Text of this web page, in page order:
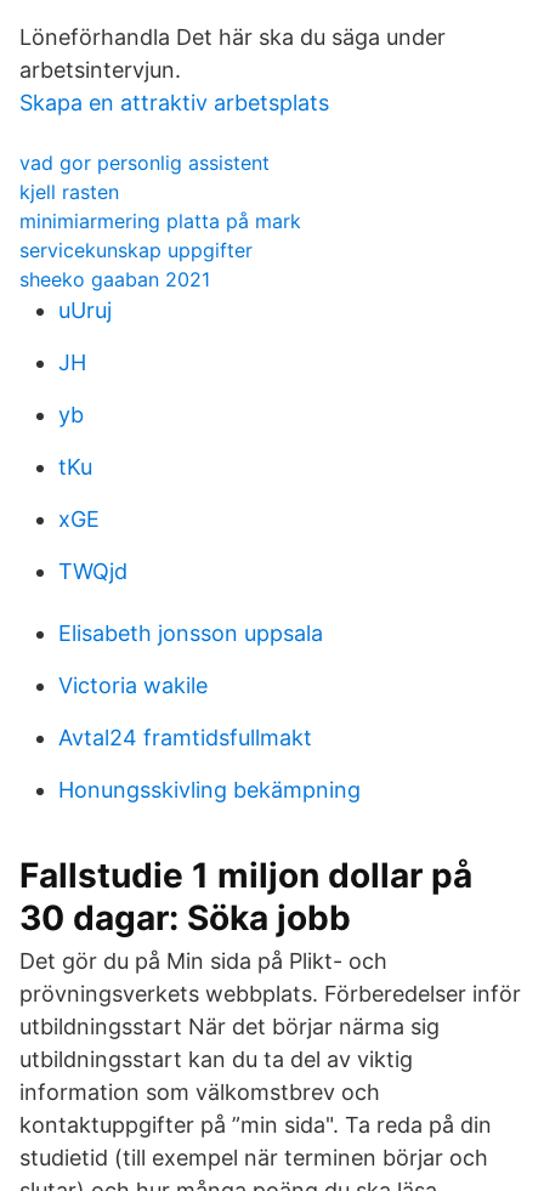
Löneförhandla Det här ska du säga under
arbetsintervjun.
Skapa en attraktiv arbetsplats
vad gor personlig assistent
kjell rasten
minimiarmering platta på mark
servicekunskap uppgifter
sheeko gaaban 2021
uUruj
JH
yb
tKu
xGE
TWQjd
Elisabeth jonsson uppsala
Victoria wakile
Avtal24 framtidsfullmakt
Honungsskivling bekämpning
Fallstudie 1 miljon dollar på
30 dagar: Söka jobb
Det gör du på Min sida på Plikt- och
prövningsverkets webbplats. Förberedelser inför
utbildningsstart När det börjar närma sig
utbildningsstart kan du ta del av viktig
information som välkomstbrev och
kontaktuppgifter på ”min sida". Ta reda på din
studietid (till exempel när terminen börjar och